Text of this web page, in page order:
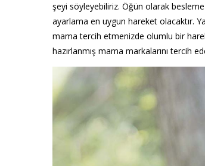
şeyi söyleyebiliriz. Öğün olarak
ayarlama en uygun hareket olacaktır.
mama tercih etmenizde olumlu bir
hazırlanmış mama markalarını tercih